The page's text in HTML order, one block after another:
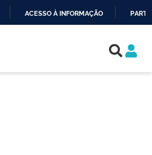
ACESSO À INFORMAÇÃO